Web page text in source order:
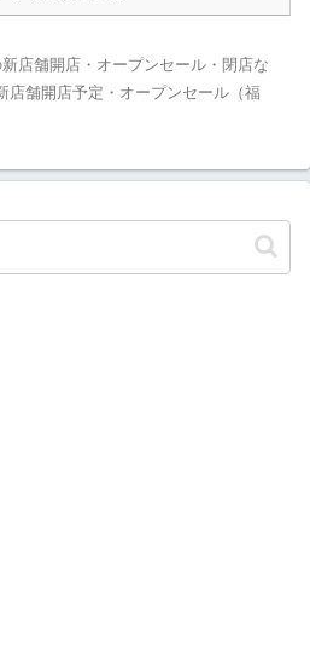
店舗開店・オープンセール・閉店な
店舗開店予定・オープンセール（福